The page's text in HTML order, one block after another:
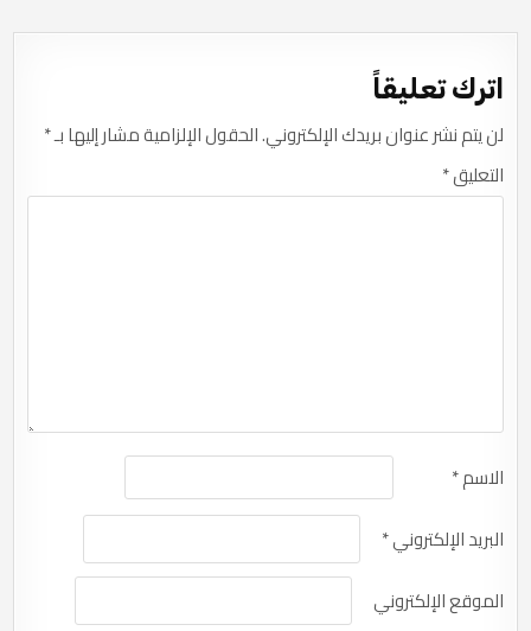
اترك تعليقاً
لن يتم نشر عنوان بريدك الإلكتروني.الحقول الإلزامية مشار إليها بـ*
التعليق*
الاسم*
البريد الإلكتروني*
الموقع الإلكتروني